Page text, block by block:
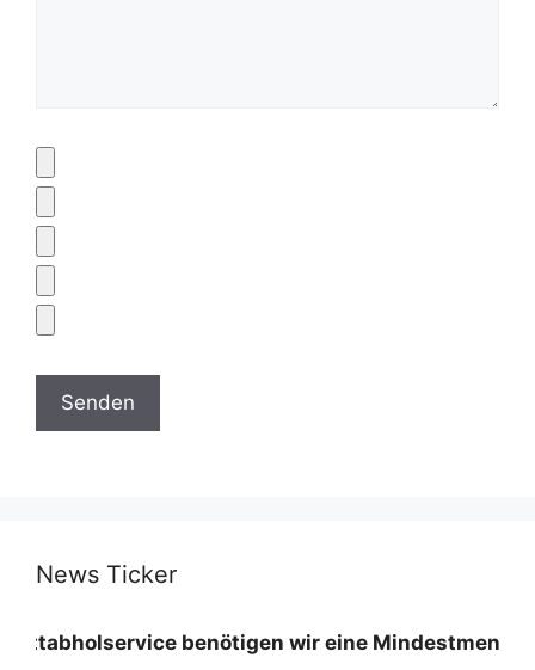
News Ticker
benötigen wir eine Mindestmenge diese